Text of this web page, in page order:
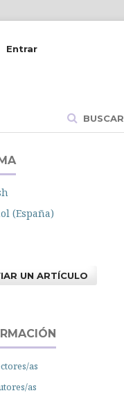
BUSCAR
Entrar
(España)
UN ARTÍCULO
as
as